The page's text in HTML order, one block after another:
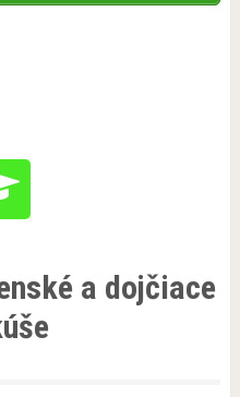
a dojčiace